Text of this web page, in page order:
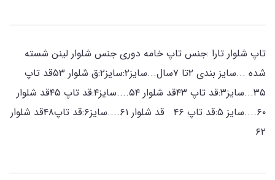
تاپ شلوار تارا :جنس تاپ خامه دوری جنس شلوار لینن شسته
شده ...سایز بندی ۲تا ۷سال...سایز۲:سایز۲:ق شلوار ۵۳قد تاپ
۳۵...سایز۳:قد تاپ ۴۳قد شلوار ۵۴....سایز۴:قد تاپ ۴۵قد شلوار
۶۰....سایز ۵:قد تاپ ۴۶ قد شلوار ۶۱....سایز۶:قد تاپ۴۸قد شلوار
۶۲